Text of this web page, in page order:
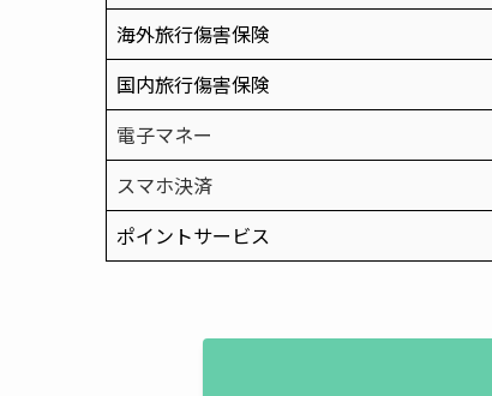
海外旅行傷害保険
国内旅行傷害保険
電子マネー
スマホ決済
ポイントサービス